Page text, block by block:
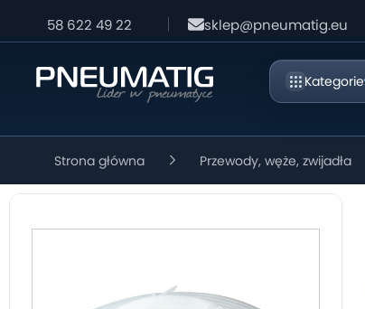
58 622 49 22 sklep@pneumatig.eu
Kategorie
Strona główna Przewody, węże, zwijadła